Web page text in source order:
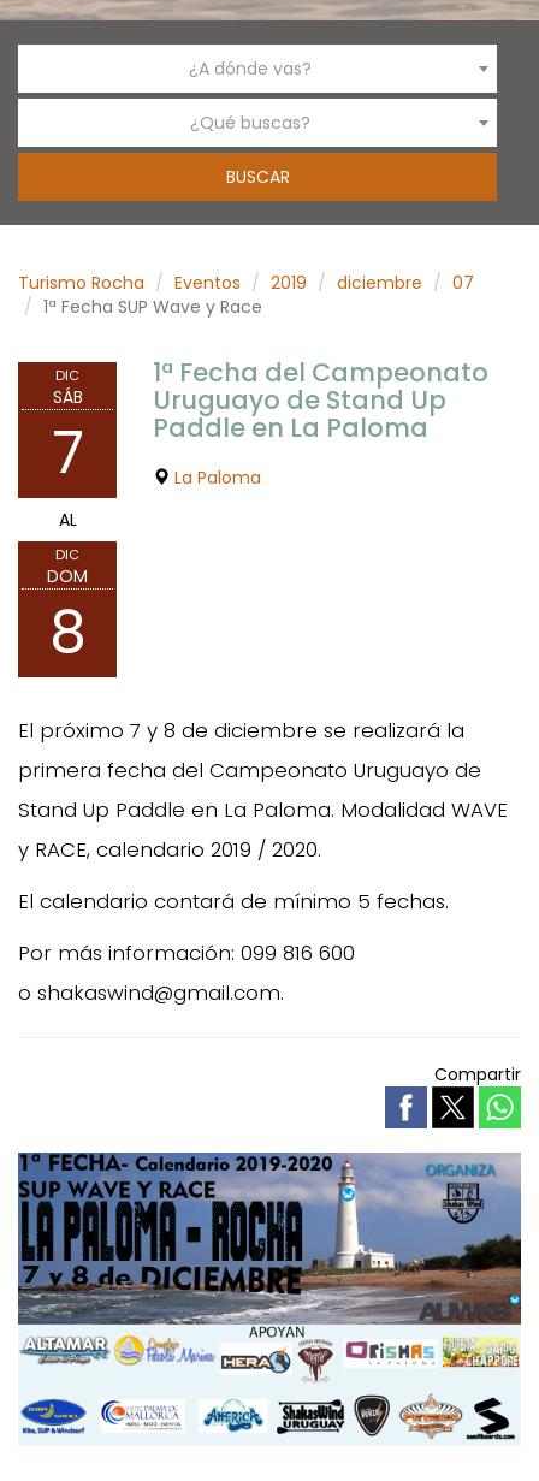
¿A dónde vas?
¿Qué buscas?
Turismo Rocha Eventos 2019 diciembre
07
1ª Fecha SUP Wave y Race
DIC
SÁB
7
AL
DIC
DOM
8
1ª Fecha del Campeonato
Uruguayo de Stand Up
Paddle en La Paloma
La Paloma
El próximo 7 y 8 de diciembre se realizará la
primera fecha del Campeonato Uruguayo de
Stand Up Paddle en La Paloma. Modalidad WAVE
y RACE, calendario 2019 / 2020.
El calendario contará de mínimo 5 fechas.
Por más información: 099 816 600
o shakaswind@gmail.com.
Compartir